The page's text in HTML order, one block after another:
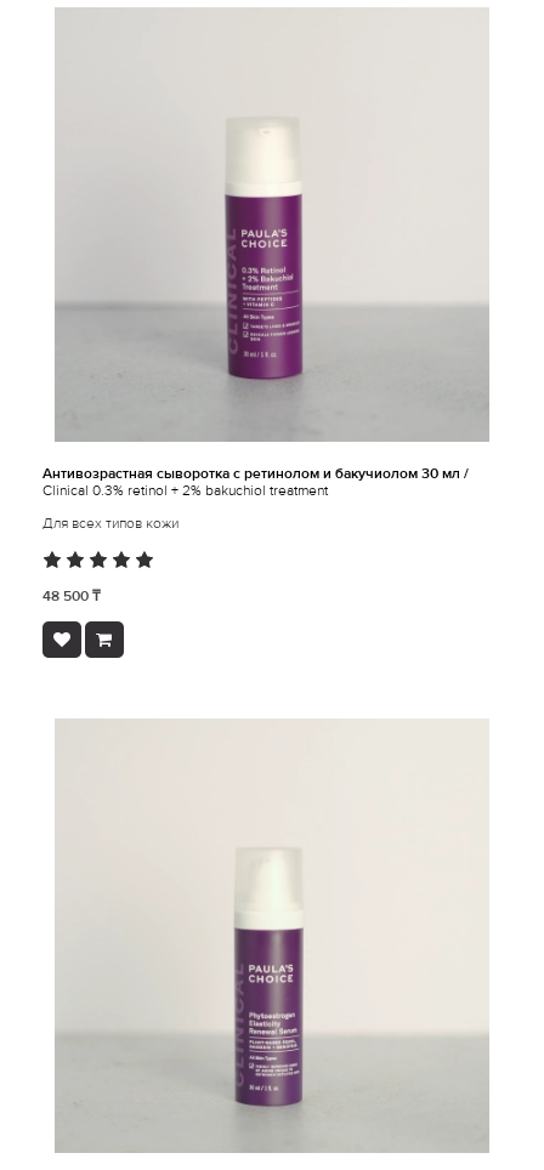
Антивозрастная сыворотка с ретинолом и бакучиолом 30 мл /
Clinical 0.3% retinol + 2% bakuchiol treatment
Для всех типов кожи
48 500 ₸